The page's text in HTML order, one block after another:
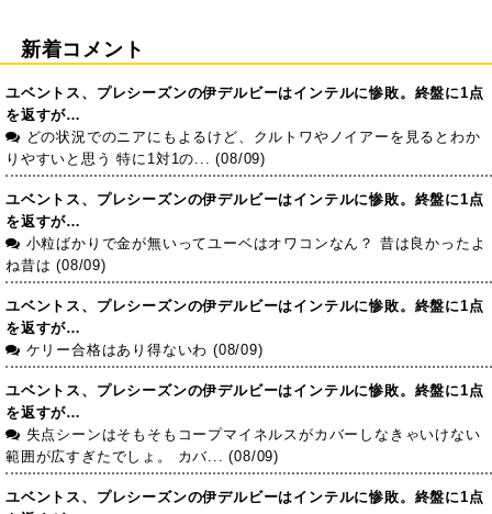
新着コメント
ユベントス、プレシーズンの伊デルビーはインテルに惨敗。終盤に1点
を返すが…
どの状況でのニアにもよるけど、クルトワやノイアーを見るとわか
りやすいと思う 特に1対1の... (08/09)
ユベントス、プレシーズンの伊デルビーはインテルに惨敗。終盤に1点
を返すが…
小粒ばかりで金が無いってユーベはオワコンなん？ 昔は良かったよ
ね昔は (08/09)
ユベントス、プレシーズンの伊デルビーはインテルに惨敗。終盤に1点
を返すが…
ケリー合格はあり得ないわ (08/09)
ユベントス、プレシーズンの伊デルビーはインテルに惨敗。終盤に1点
を返すが…
失点シーンはそもそもコープマイネルスがカバーしなきゃいけない
範囲が広すぎたでしょ。 カバ... (08/09)
ユベントス、プレシーズンの伊デルビーはインテルに惨敗。終盤に1点